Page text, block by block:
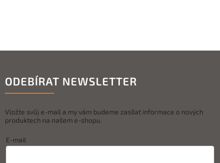
ODEBÍRAT NEWSLETTER
Vložte svůj e-mail a my vám budeme zasílat informace o nových
produktech na našem e-shopu.
E-mail